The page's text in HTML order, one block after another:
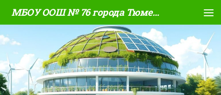
Skip to content МБОУ ООШ № 76 города Тюмени